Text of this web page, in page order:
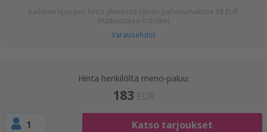
Kaikkien lippujen hinta yhteensä (ilman palvelumaksua 38 EUR
matkustajaa kohden)
Varausehdot
Hinta henkilöltä meno-paluu:
183 EUR
1 Katso tarjoukset